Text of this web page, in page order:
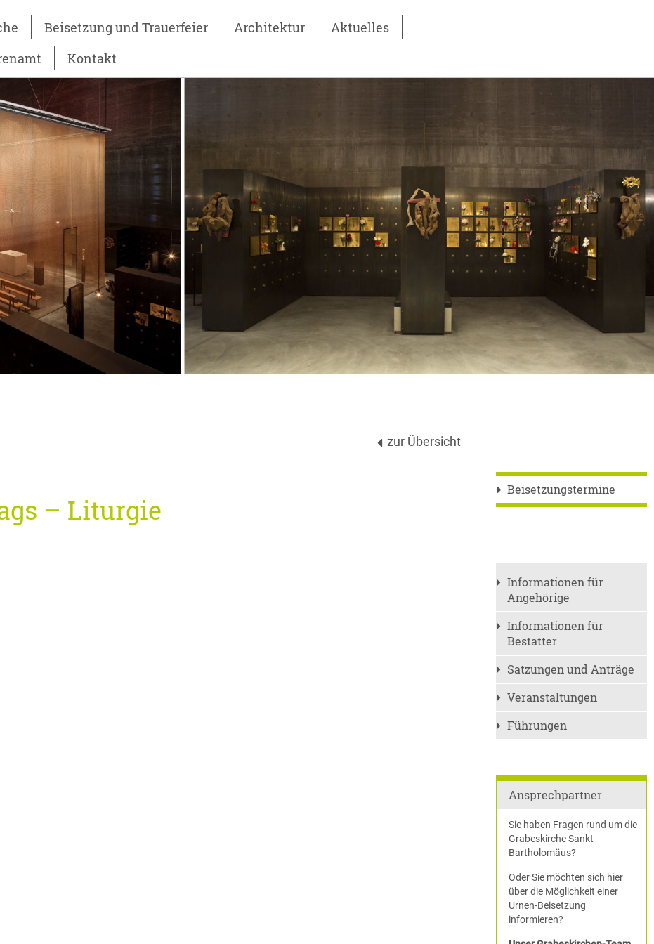
Beisetzung und Trauerfeier Architektur
Aktuelles
Kontakt
zur Übersicht
– Liturgie
Beisetzungstermine
Informationen für
Angehörige
Informationen für
Bestatter
Satzungen und Anträge
Veranstaltungen
Führungen
Ansprechpartner
Sie haben Fragen rund um die
Grabeskirche Sankt
Bartholomäus?
Oder Sie möchten sich hier
über die Möglichkeit einer
Urnen-Beisetzung
informieren?